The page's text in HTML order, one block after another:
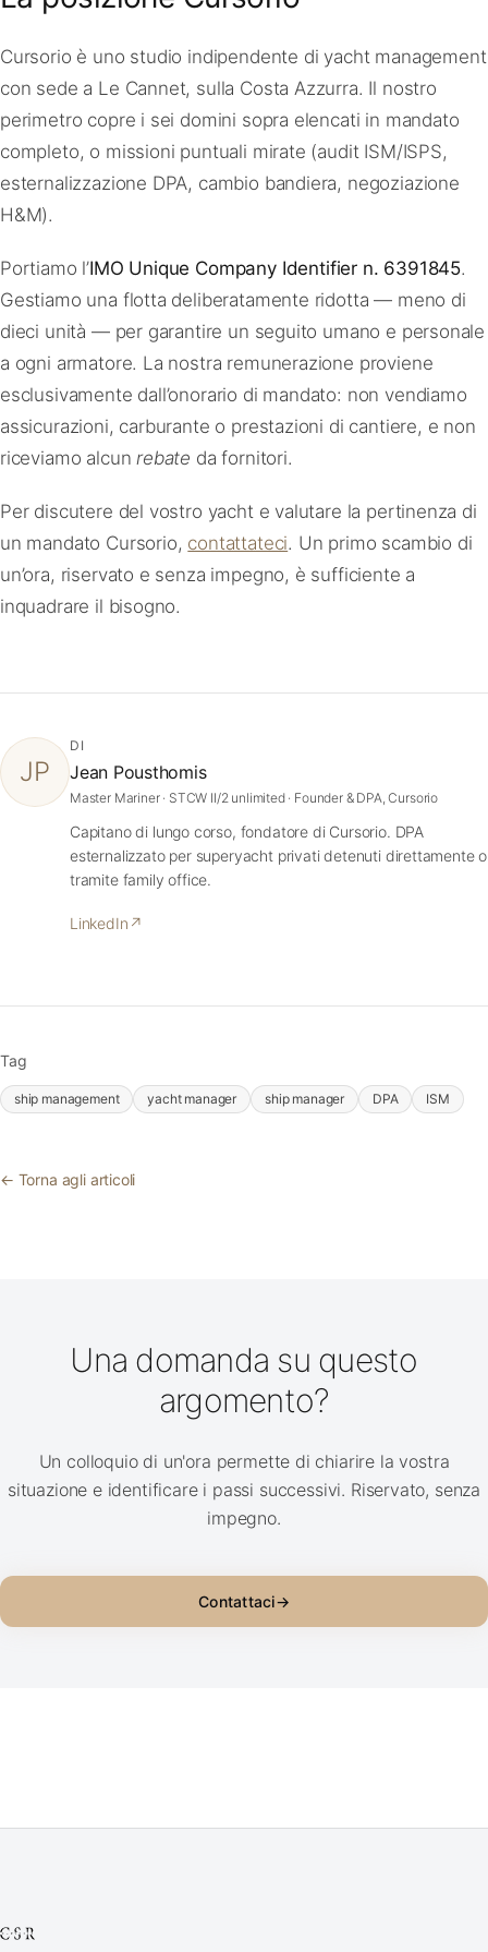
Cursorio è uno studio indipendente di yacht management
con sede a Le Cannet, sulla Costa Azzurra. Il nostro
perimetro copre i sei domini sopra elencati in mandato
completo, o missioni puntuali mirate (audit ISM/ISPS,
esternalizzazione DPA, cambio bandiera, negoziazione
H&M).
Portiamo l’IMO Unique Company Identifier n. 6391845.
Gestiamo una flotta deliberatamente ridotta — meno di
dieci unità — per garantire un seguito umano e personale
a ogni armatore. La nostra remunerazione proviene
esclusivamente dall’onorario di mandato: non vendiamo
assicurazioni, carburante o prestazioni di cantiere, e non
riceviamo alcunrebate da fornitori.
Per discutere del vostro yacht e valutare la pertinenza di
un mandato Cursorio, contattateci. Un primo scambio di
un’ora, riservato e senza impegno, è sufficiente a
inquadrare il bisogno.
JP
DI
Jean Pousthomis
Master Mariner · STCW II/2 unlimited · Founder & DPA, Cursorio
Capitano di lungo corso, fondatore di Cursorio. DPA
esternalizzato per superyacht privati detenuti direttamente o
tramite family office.
LinkedIn ↗
Tag
ship management yacht manager ship manager DPA ISM
← Torna agli articoli
Una domanda su questo
argomento?
Un colloquio di un'ora permette di chiarire la vostra
situazione e identificare i passi successivi. Riservato, senza
impegno.
Contattaci→